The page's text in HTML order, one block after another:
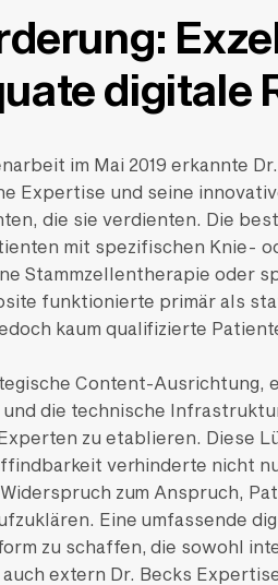
digitale
im Mai 2019 erkannte
Expertise und seine
die sie verdienten. Die
mit spezifischen Knie-
Stammzellentherapie oder
funktionierte primär als
kaum qualifizierte
Content-Ausrichtung,
die technische
zu etablieren. Diese
verhinderte nicht
zum Anspruch,
Eine umfassende
zu schaffen, die sowohl
extern Dr. Becks